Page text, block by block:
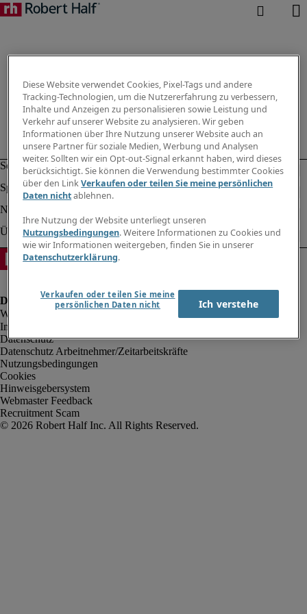
Impressum
Datenschutz
Datenschutz Arbeitnehmer/Zeitarbeitskräfte
Nutzungsbedingungen
Cookies
Hinweisgebersystem
Webmaster Feedback
Recruitment Scam
Diese Website verwendet Cookies, Pixel-Tags und andere
Tracking-Technologien, um die Nutzererfahrung zu verbessern,
Inhalte und Anzeigen zu personalisieren sowie Leistung und
Verkehr auf unserer Website zu analysieren. Wir geben
Informationen über Ihre Nutzung unserer Website auch an
unsere Partner für soziale Medien, Werbung und Analysen
weiter. Sollten wir ein Opt-out-Signal erkannt haben, wird dieses
berücksichtigt. Sie können die Verwendung bestimmter Cookies
über den LinkVerkaufen oder teilen Sie meine persönlichen
Daten nichtablehnen.
Ihre Nutzung der Website unterliegt unseren
Nutzungsbedingungen. Weitere Informationen zu Cookies und
wie wir Informationen weitergeben, finden Sie in unserer
Datenschutzerklärung.
Verkaufen oder teilen Sie meine
persönlichen Daten nicht
Ich verstehe